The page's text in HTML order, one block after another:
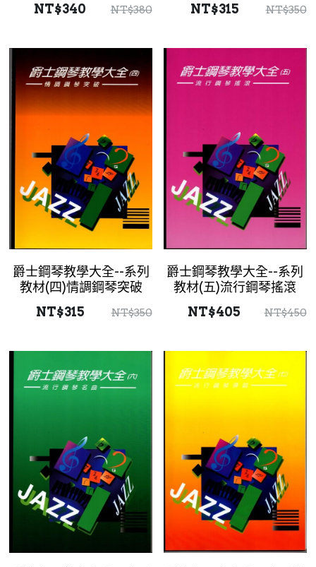
NT$340
NT$380
NT$315
NT$350
爵士鋼琴教學大全--系列
教材(四)情調鋼琴突破
NT$315
NT$350
爵士鋼琴教學大全--系列
教材(五)流行鋼琴搖滾
NT$405
NT$450